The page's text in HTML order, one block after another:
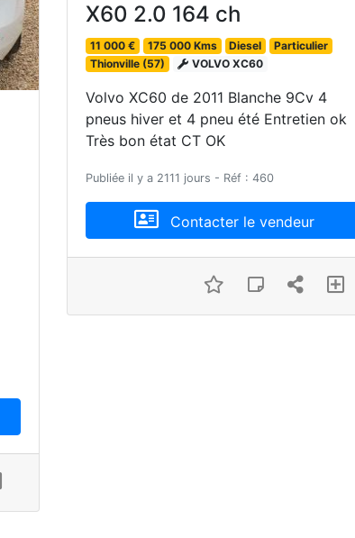
X60 2.0 164 ch
11 000 € 175 000 Kms Diesel
Particulier
Thionville (57)
VOLVO XC60
Volvo XC60 de 2011 Blanche 9Cv 4
pneus hiver et 4 pneu été Entretien ok
Très bon état CT OK
Publiée il y a 2111 jours - Réf : 460
Contacter le vendeur